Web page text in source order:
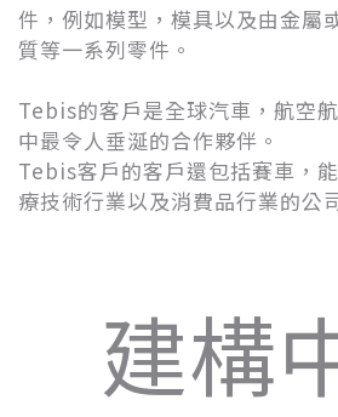
商品搜尋
件，例如模型，模具以及由金屬
質等一系列零件。
Tebis的客戶是全球汽車，航空
中最令人垂涎​​的合作夥伴。
Tebis客戶的客戶還包括賽車，
療技術行業以及消費品行業的公
建構